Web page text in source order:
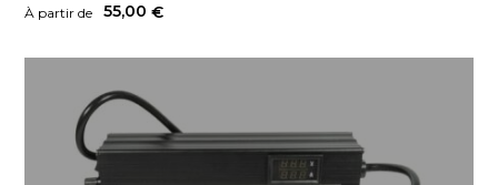
À partir de 55,00€